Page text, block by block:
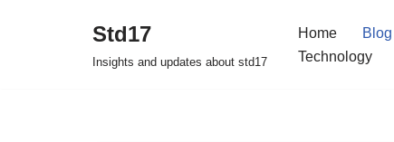
Std17
Insights and updates about std17
Home Blog
Technology